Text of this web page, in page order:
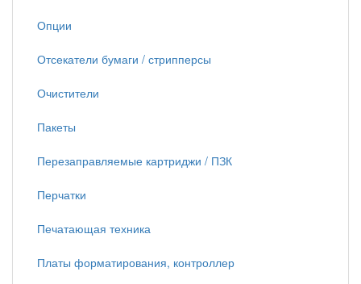
Опции
Отсекатели бумаги / стрипперсы
Очистители
Пакеты
Перезаправляемые картриджи / ПЗК
Перчатки
Печатающая техника
Платы форматирования, контроллер